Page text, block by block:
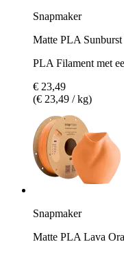
Snapmaker
Matte PLA
PLA Filament met
€ 23,49
(€ 23,49 / kg)
Snapmaker
Matte PLA Lava